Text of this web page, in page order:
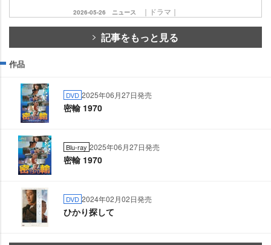
2026-05-26 ニュース ｜ドラマ｜
記事をもっと見る
作品
DVD 2025年06月27日発売
密輸 1970
Blu-ray 2025年06月27日発売
密輸 1970
DVD 2024年02月02日発売
ひかり探して